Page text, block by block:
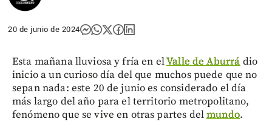
20 de junio de 2024
Esta mañana lluviosa y fría en elValle de Aburrá dio
inicio a un curioso día del que muchos puede que no
sepan nada: este 20 de junio es considerado el día
más largo del año para el territorio metropolitano,
fenómeno que se vive en otras partes delmundo.